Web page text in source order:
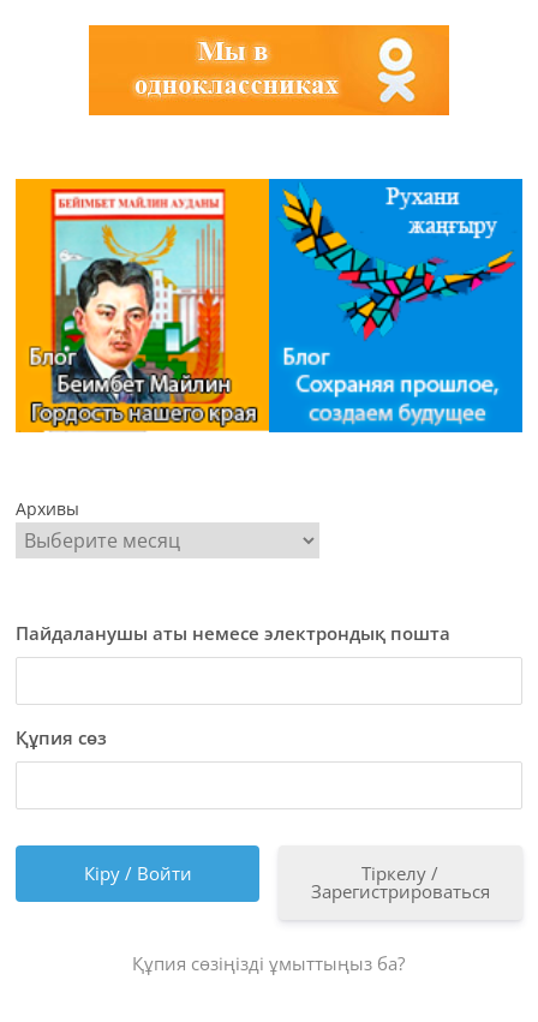
Архивы
Пайдаланушы аты немесе электрондық пошта
Құпия сөз
Тіркелу /
Зарегистрироваться
Құпия сөзіңізді ұмыттыңыз ба?